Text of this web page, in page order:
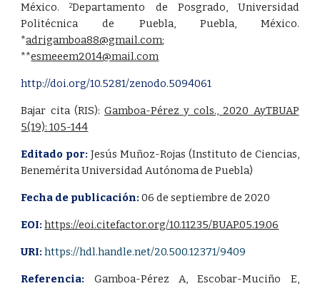
México.2Departamento de Posgrado, Universidad
Politécnica de Puebla, Puebla, México.
*adrigamboa88@gmail.com;
**esmeeem2014@mail.com
http://doi.org/10.5281/zenodo.5094061
Bajar cita (RIS): Gamboa-Pérez y cols., 2020 AyTBUAP
5(19): 105-144
Editado por:Jesús Muñoz-Rojas (Instituto de Ciencias,
Benemérita Universidad Autónoma de Puebla)
Fecha de publicación: 06 deseptiembre de 2020
EOI: https://eoi.citefactor.org/10.11235/BUAP.05.19.06
URI: https://hdl.handle.net/20.500.12371/9409
Referencia:
Gamboa-Pérez A, Escobar-Muciño E,